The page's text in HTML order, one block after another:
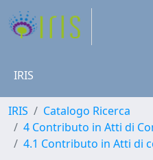
IRIS
IRIS
Catalogo Ricerca
4 Contributo in Atti di
4.1 Contributo in Atti di